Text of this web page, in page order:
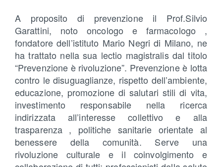
A proposito di prevenzione il Prof.Silvio
Garattini, noto oncologo e farmacologo ,
fondatore dell’istituto Mario Negri di Milano, ne
ha trattato nella sua lectio magistralis dal titolo
“Prevenzione è rivoluzione”. Prevenzione è lotta
contro le disuguaglianze, rispetto dell’ambiente,
educazione, promozione di salutari stili di vita,
investimento responsabile nella ricerca
indirizzata all’interesse collettivo e alla
trasparenza , politiche sanitarie orientate al
benessere della comunità. Serve una
rivoluzione culturale e il coinvolgimento e